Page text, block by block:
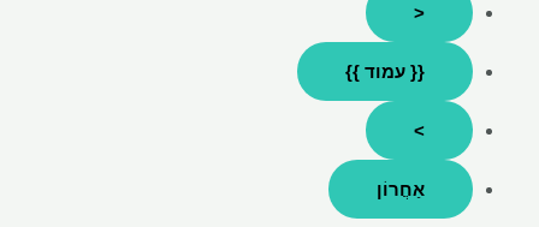
<
{{ עמוד }}
>
אַחֲרוֹן